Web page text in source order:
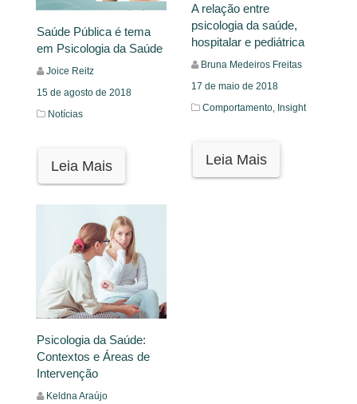
Saúde Pública é tema
em Psicologia da Saúde
Joice Reitz
15 de agosto de 2018
Notícias
Leia Mais
A relação entre
psicologia da saúde,
hospitalar e pediátrica
Bruna Medeiros Freitas
17 de maio de 2018
Comportamento, Insight
Leia Mais
Psicologia da Saúde:
Contextos e Áreas de
Intervenção
Keldna Araújo